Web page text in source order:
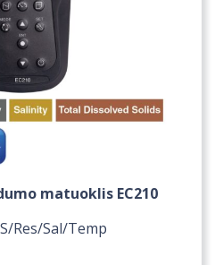
matuoklis EC210
Res/Sal/Temp